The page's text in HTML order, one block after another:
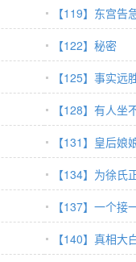
【119】东宫告
【122】秘密
【125】事实远
【128】有人坐
【131】皇后娘
【134】为徐氏
【137】一个接
【140】真相大